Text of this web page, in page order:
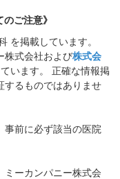
ご注意》
を掲載しています。
株式会社および株式会
います。 正確な情報掲
するものではありませ
事前に必ず該当の医院
ミーカンパニー株式会